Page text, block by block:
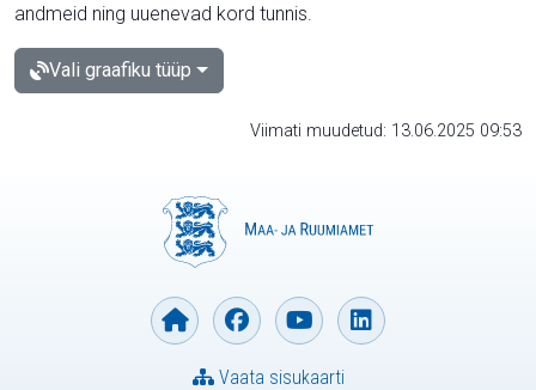
andmeid ning uuenevad kord tunnis.
Vali graafiku tüüp
Viimati muudetud: 13.06.2025 09:53
Vaata sisukaarti